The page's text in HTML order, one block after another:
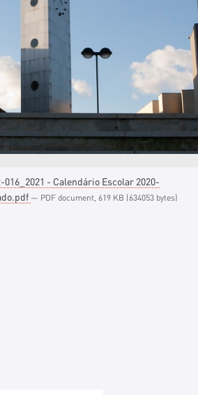
016_2021 - Calendário Escolar 2020-
— PDF document, 619 KB (634053 bytes)